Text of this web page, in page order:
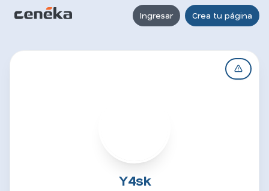
Ingresar Crea tu página
Y4sk